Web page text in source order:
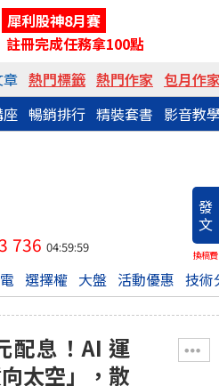
犀利股神8月賽
註冊完成任務拿100點
熱門標籤 熱門作家 包月作
座 暢銷排行 精裝套書 影音教
發
文
換稿費
736 04:59:59
選擇權 大盤 活動優惠 技術
配息！AI 運
太空」，散